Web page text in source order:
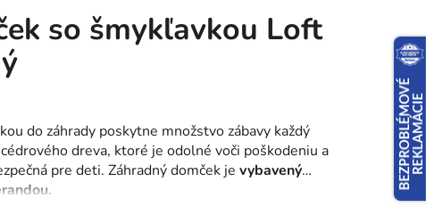
so šmykľavkou Loft
do záhrady poskytne množstvo zábavy každý
dreva, ktoré je odolné voči poškodeniu a
pre deti. Záhradný domček je vybavený